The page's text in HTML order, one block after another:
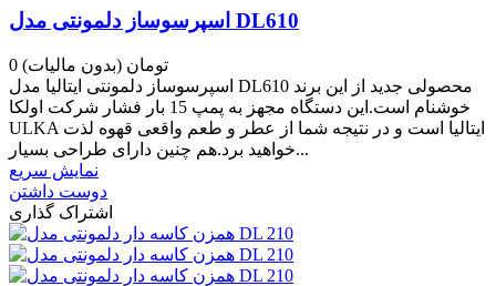
اسپرسوساز دلمونتی مدل DL610
0 تومان (بدون مالیات)
اسپرسوساز دلمونتی ایتالیا مدل DL610 محصولی جدید از این برند
خوشنام است.این دستگاه مجهز به پمپ 15 بار فشار شرکت اولکا
ULKA ایتالیا است و در نتیجه شما از عطر و طعم واقعی قهوه لذت
خواهید برد.هم چنین دارای طراحی بسیار...
نمایش سریع
دوست داشتن
اشتراک گذاری